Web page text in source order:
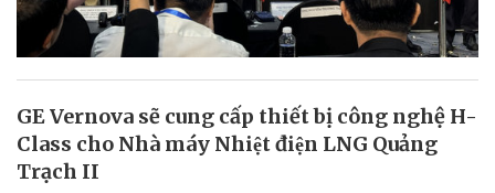
GE Vernova sẽ cung cấp thiết bị công nghệ H-
Class cho Nhà máy Nhiệt điện LNG Quảng
Trạch II